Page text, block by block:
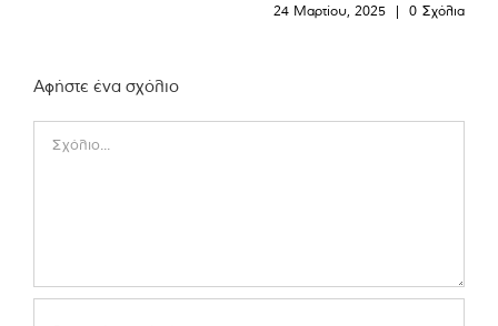
24 Μαρτίου, 2025 | 0 Σχόλια
Αφήστε ένα σχόλιο